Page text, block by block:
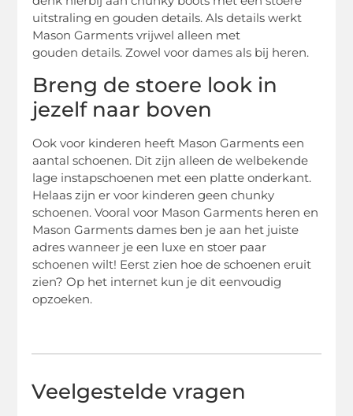
uitstraling en gouden details. Als details werkt
Mason Garments vrijwel alleen met
gouden details. Zowel voor dames als bij heren.
Breng de stoere look in
jezelf naar boven
Ook voor kinderen heeft Mason Garments een
aantal schoenen. Dit zijn alleen de welbekende
lage instapschoenen met een platte onderkant.
Helaas zijn er voor kinderen geen chunky
schoenen. Vooral voor Mason Garments heren en
Mason Garments dames ben je aan het juiste
adres wanneer je een luxe en stoer paar
schoenen wilt! Eerst zien hoe de schoenen eruit
zien? Op het internet kun je dit eenvoudig
opzoeken.
Veelgestelde vragen